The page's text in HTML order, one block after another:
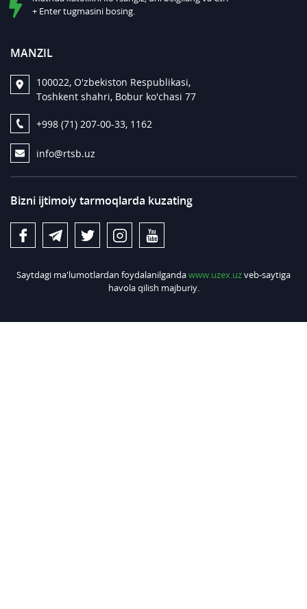
+ Enter tugmasini bosing.
MANZIL
100022, O'zbekiston Respublikasi,
Toshkent shahri, Bobur ko'chasi 77
+998 (71) 207-00-33, 1162
info@rtsb.uz
Bizni ijtimoiy tarmoqlarda kuzating
Saytdagi ma'lumotlardan foydalanilgandawww.uzex.uzveb-saytiga
havola qilish majburiy.